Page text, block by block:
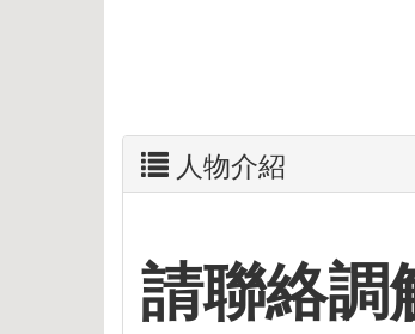
人物介紹
請聯絡調